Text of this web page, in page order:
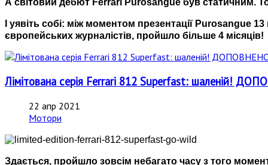
А світовий дебют Ferrari Purosangue був статичним.
І уявіть собі: між моментом презентації
європейських журналістів, пройшло більше 4 місяців!
Лімітована серія Ferrari 812 Superfast: шаленій!
22 апр 2021
Мотори
Здається, пройшло зовсім небагато часу з того